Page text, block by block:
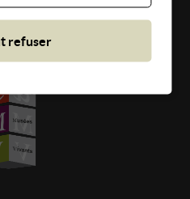
refuser